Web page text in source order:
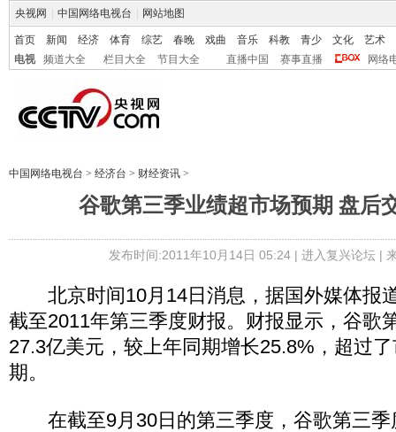
央视网 中国网络电视台 网站地图
首页 新闻 经济 体育 综艺 春晚 戏曲 音乐 科教 青少 文化
艺术
电视
频道大全 栏目大全 节目大全 直播中国 赛事直播 网络
中国网络电视台 > 经济台 > 财经资讯 >
谷歌第三季业绩超市场预期 盘后
发布时间:2011年10月14日 05:24 | 进入复兴论坛|
北京时间10月14日消息，据国外媒体报
截至2011年第三季度财报。财报显示，谷歌
27.3亿美元，较上年同期增长25.8%，超过
期。
在截至9月30日的第三季度，谷歌第三季